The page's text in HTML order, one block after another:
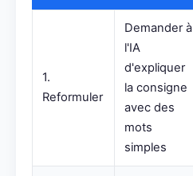
1.
Reformuler
Demander à
l'IA
d'expliquer
la consigne
avec des
mots
simples